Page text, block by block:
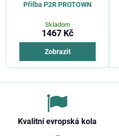
Přilba P2R PROTOWN
Skladom
1467 Kč
Zobrazit
Kvalitní evropská kola